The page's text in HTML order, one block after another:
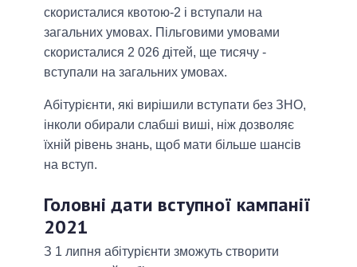
скористалися квотою-2 і вступали на
загальних умовах. Пільговими умовами
скористалися 2 026 дітей, ще тисячу -
вступали на загальних умовах.
Абітурієнти, які вирішили вступати без ЗНО,
інколи обирали слабші виші, ніж дозволяє
їхній рівень знань, щоб мати більше шансів
на вступ.
Головні дати вступної кампанії
2021
З 1 липня абітурієнти зможуть створити